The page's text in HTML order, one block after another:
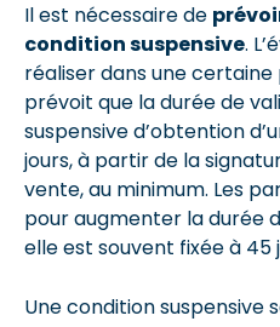
Il est nécessaire de
condition suspensive.
réaliser dans une
prévoit que la durée de
suspensive d’obtention
jours, à partir de la
vente, au minimum. Les
pour augmenter la durée
elle est souvent fixée à 45
Une condition suspensive